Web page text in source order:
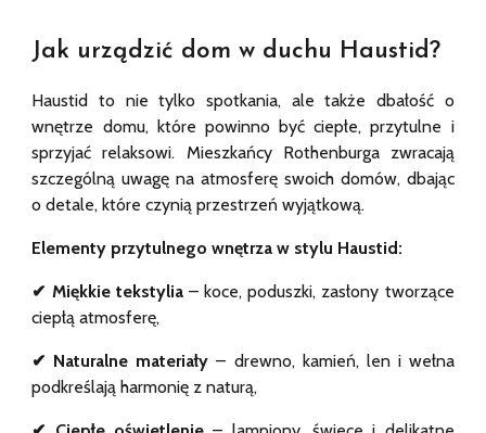
Jak urządzić dom w duchu Haustid?
Haustid to nie tylko spotkania, ale także dbałość o
wnętrze domu, które powinno być ciepłe, przytulne i
sprzyjać relaksowi. Mieszkańcy Rothenburga zwracają
szczególną uwagę na atmosferę swoich domów, dbając
o detale, które czynią przestrzeń wyjątkową.
Elementy przytulnego wnętrza w stylu Haustid:
✔ Miękkie tekstylia– koce, poduszki, zasłony tworzące
ciepłą atmosferę,
✔ Naturalne materiały – drewno, kamień, len i wełna
podkreślają harmonię z naturą,